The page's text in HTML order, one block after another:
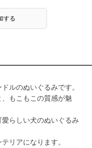
する
ルのぬいぐるみです。
もこもこの質感が魅
らしい犬のぬいぐるみ
リアになります。